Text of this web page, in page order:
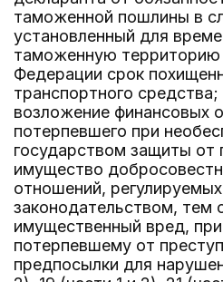
таможенной пошлины в
установленный для
таможенную территорию
Федерации срок
транспортного
возложение финансовых
потерпевшего при
государством защиты от
имущество
отношений,
законодательством, тем
имущественный вред,
потерпевшему от
предпосылки для